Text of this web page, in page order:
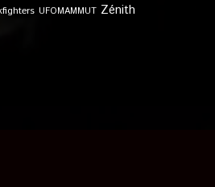
UFOMAMMUT Zénith